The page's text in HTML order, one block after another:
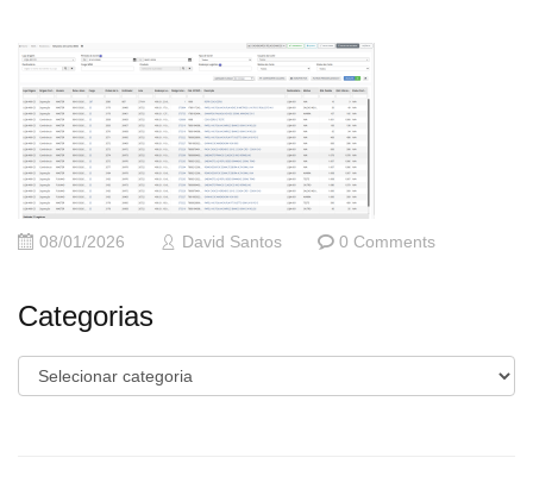
08/01/2026 David Santos 0 Comments
Categorias
Categorias